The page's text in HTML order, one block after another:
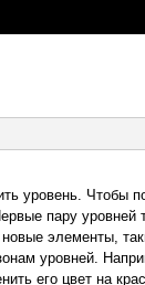
уровень. Чтобы
пару уровней
элементы,
уровней.
его цвет на